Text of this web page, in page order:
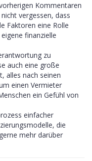
Kommentaren
vergessen, dass
Faktoren eine Rolle
finanzielle
zu
auch eine große
alles nach seinen
einen Vermieter
ein Gefühl von
einfacher
die
mehr darüber